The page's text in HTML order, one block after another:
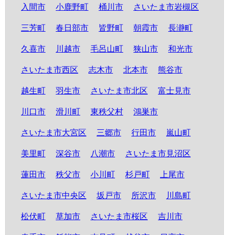
入間市 小鹿野町 桶川市 さいたま市岩槻区
三芳町 春日部市 皆野町 朝霞市 長瀞町
久喜市 川越市 毛呂山町 狭山市 和光市
さいたま市西区 志木市 北本市 熊谷市
越生町 羽生市 さいたま市北区 富士見市
川口市 滑川町 東秩父村 鴻巣市
さいたま市大宮区 三郷市 行田市 嵐山町
美里町 深谷市 八潮市 さいたま市見沼区
蓮田市 秩父市 小川町 杉戸町 上尾市
さいたま市中央区 坂戸市 所沢市 川島町
松伏町 草加市 さいたま市桜区 吉川市